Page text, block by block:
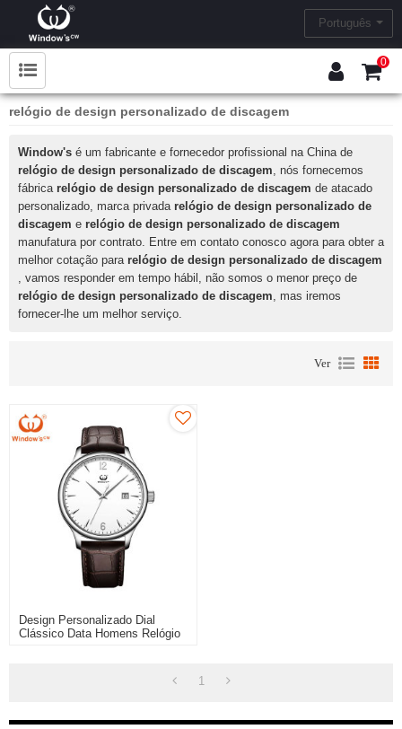
Português
0
relógio de design personalizado de discagem
Window's é um fabricante e fornecedor profissional na China de
relógio de design personalizado de discagem , nós fornecemos
fábrica relógio de design personalizado de discagem de atacado
personalizado, marca privada relógio de design personalizado de
discagem e relógio de design personalizado de discagem
manufatura por contrato. Entre em contato conosco agora para obter a
melhor cotação para relógio de design personalizado de discagem
, vamos responder em tempo hábil, não somos o menor preço de
relógio de design personalizado de discagem , mas iremos
fornecer-lhe um melhor serviço.
Ver
Design Personalizado Dial
Clássico Data Homens Relógio
1